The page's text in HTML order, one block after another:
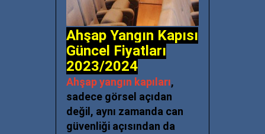
Ahşap Yangın Kapısı
Güncel Fiyatları
2023/2024
Ahşap yangın kapıları,
sadece görsel açıdan
değil, aynı zamanda can
güvenliği açısından da